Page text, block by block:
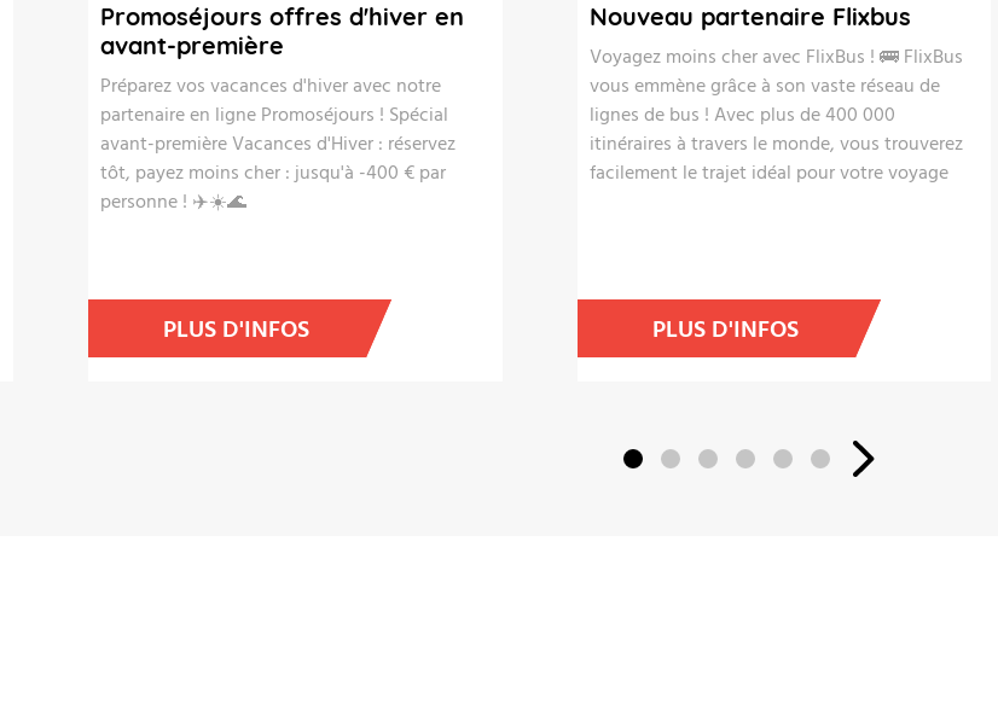
Promoséjours offres d'hiver en
avant-première
Préparez vos vacances d'hiver avec notre
partenaire en ligne Promoséjours ! Spécial
avant-première Vacances d'Hiver : réservez
tôt, payez moins cher : jusqu'à -400 € par
personne ! ✈️☀️🌊
PLUS D'INFOS
Nouveau partenaire Flixbus
Voyagez moins cher avec FlixBus ! 🚌 FlixBus
vous emmène grâce à son vaste réseau de
lignes de bus ! Avec plus de 400 000
itinéraires à travers le monde, vous trouverez
facilement le trajet idéal pour votre voyage
PLUS D'INFOS